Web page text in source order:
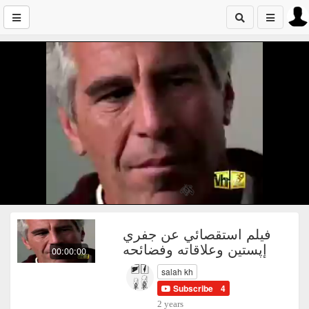
00:00:00
فيلم استقصائي عن جفري
إپستين وعلاقاته وفضائحه
salah kh
Subscribe 4
2 years